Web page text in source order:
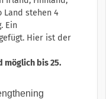
Land stehen 4
Ein
Hier ist der
möglich bis 25.